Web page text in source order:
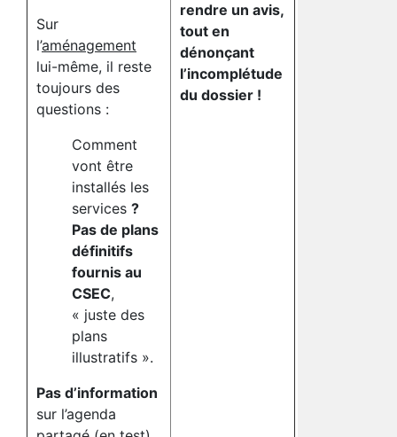
Sur
l’aménagement
lui-même, il reste
toujours des
questions :
Comment
vont être
installés les
services ?
Pas de plans
définitifs
fournis au
CSEC,
« juste des
plans
illustratifs ».
Pas d’information
sur l’agenda
rendre un avis,
tout en
dénonçant
l’incomplétude
du dossier !